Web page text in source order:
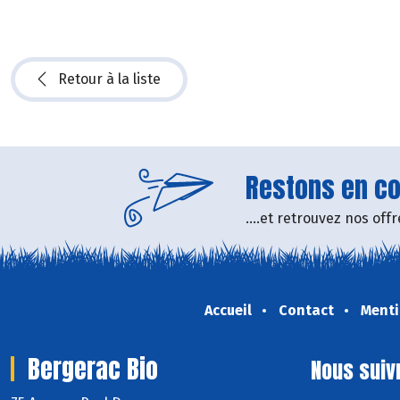
Retour à la liste
Restons en
....et retrouvez nos
Accueil Contact
Bergerac Bio Nous